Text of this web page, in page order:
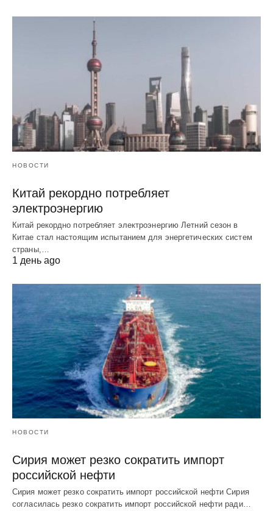
НОВОСТИ
Китай рекордно потребляет
электроэнергию
Китай рекордно потребляет электроэнергию Летний сезон в
Китае стал настоящим испытанием для энергетических систем
страны,…
1 день ago
НОВОСТИ
Сирия может резко сократить импорт
российской нефти
Сирия может резко сократить импорт российской нефти Сирия
согласилась резко сократить импорт российской нефти ради…